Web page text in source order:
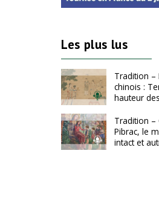
Les plus lus
Tradition –
chinois :
hauteur
Tradition –
Pibrac, le
intact et